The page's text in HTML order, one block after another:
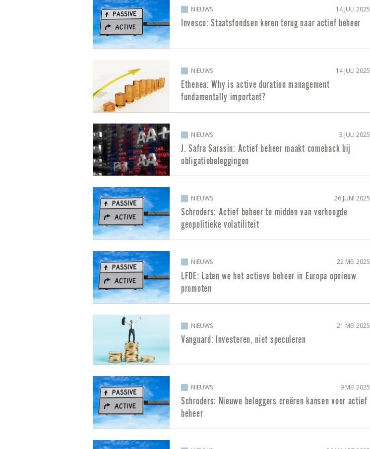
NIEUWS 14 JULI 2025
Invesco: Staatsfondsen keren terug naar actief beheer
NIEUWS 14 JULI 2025
Ethenea: Why is active duration management
fundamentally important?
NIEUWS 3 JULI 2025
J. Safra Sarasin: Actief beheer maakt comeback bij
obligatiebeleggingen
NIEUWS 26 JUNI 2025
Schroders: Actief beheer te midden van verhoogde
geopolitieke volatiliteit
NIEUWS 22 MEI 2025
LFDE: Laten we het actieve beheer in Europa opnieuw
promoten
NIEUWS 21 MEI 2025
Vanguard: Investeren, niet speculeren
NIEUWS 9 MEI 2025
Schroders: Nieuwe beleggers creëren kansen voor actief
beheer